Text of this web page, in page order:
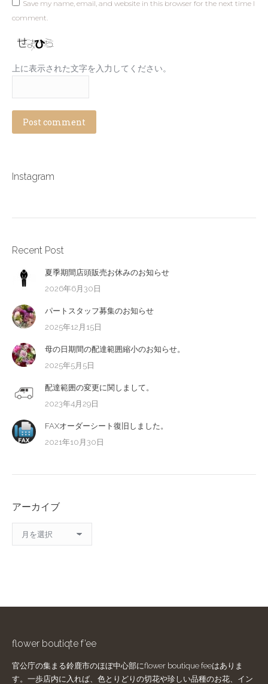
Save my name, email, and website in this browser for the next time I
comment.
上に表示された文字を入力してください。
Post comment
Instagram
Recent Post
夏季期間店頭販売お休みのお知らせ
2026年6月30日
パートスタッフ募集のお知らせ
2025年12月15日
母の日期間の配達範囲縮小のお知らせ。
2025年5月5日
配達範囲の変更に関しまして。
2023年4月29日
FAXオーダーシート復旧しました。
2021年10月30日
アーカイブ
flower boutiqte f’ee
官公庁の集まる鈴鹿市のほぼ中心部にflower boutique feeはありま
す。一歩店内に入れば、色とりどりの切花や珍しい品種のお花、イン